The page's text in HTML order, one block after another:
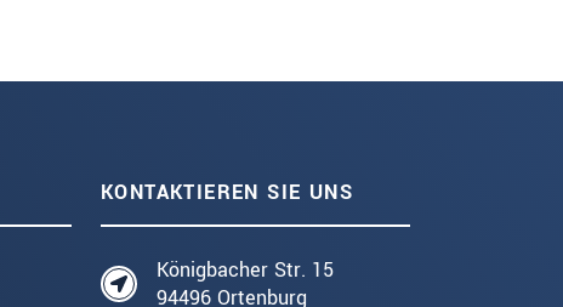
KONTAKTIEREN SIE UNS
Königbacher Str. 15
94496 Ortenburg